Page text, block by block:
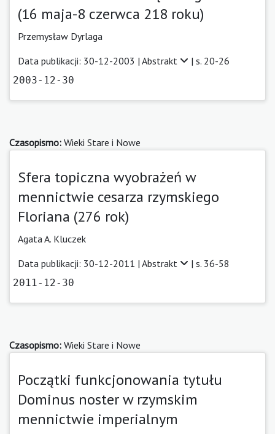
(16 maja-8 czerwca 218 roku)
Przemysław Dyrlaga
Data publikacji: 30-12-2003 | Abstrakt | s. 20-26
2003-12-30
Czasopismo: Wieki Stare i Nowe
Sfera topiczna wyobrażeń w
mennictwie cesarza rzymskiego
Floriana (276 rok)
Agata A. Kluczek
Data publikacji: 30-12-2011 | Abstrakt | s. 36-58
2011-12-30
Czasopismo: Wieki Stare i Nowe
Początki funkcjonowania tytułu
Dominus noster w rzymskim
mennictwie imperialnym